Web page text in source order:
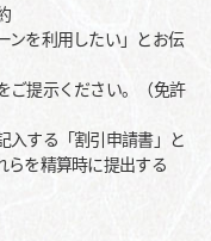
ンを利用したい」とお伝
ご提示ください。（免許
入する「割引申請書」と
らを精算時に提出する